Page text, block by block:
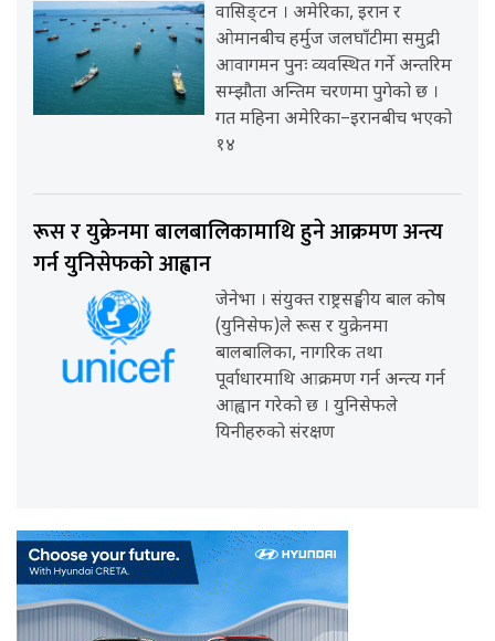
वासिङ्टन । अमेरिका, इरान र
ओमानबीच हर्मुज जलघाँटीमा समुद्री
आवागमन पुनः व्यवस्थित गर्ने अन्तरिम
सम्झौता अन्तिम चरणमा पुगेको छ ।
गत महिना अमेरिका–इरानबीच भएको
१४
रूस र युक्रेनमा बालबालिकामाथि हुने आक्रमण अन्त्य
गर्न युनिसेफको आह्वान
जेनेभा । संयुक्त राष्ट्रसङ्घीय बाल कोष
(युनिसेफ)ले रूस र युक्रेनमा
बालबालिका, नागरिक तथा
पूर्वाधारमाथि आक्रमण गर्न अन्त्य गर्न
आह्वान गरेको छ । युनिसेफले
यिनीहरुको संरक्षण